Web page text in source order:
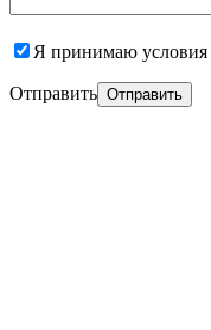
Я принимаю условия
Отправить